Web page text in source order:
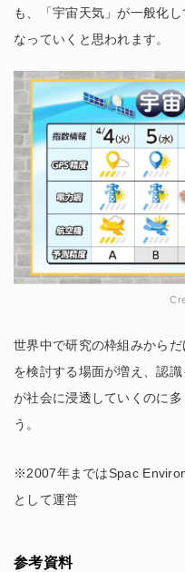
も、「宇宙天気」が一般化
なっていくと思われます。
世界中で研究の枠組みから
を検討する場面が増え、認
が社会に浸透していくのに
う。
※2007年まではSpac
として運営
参考資料